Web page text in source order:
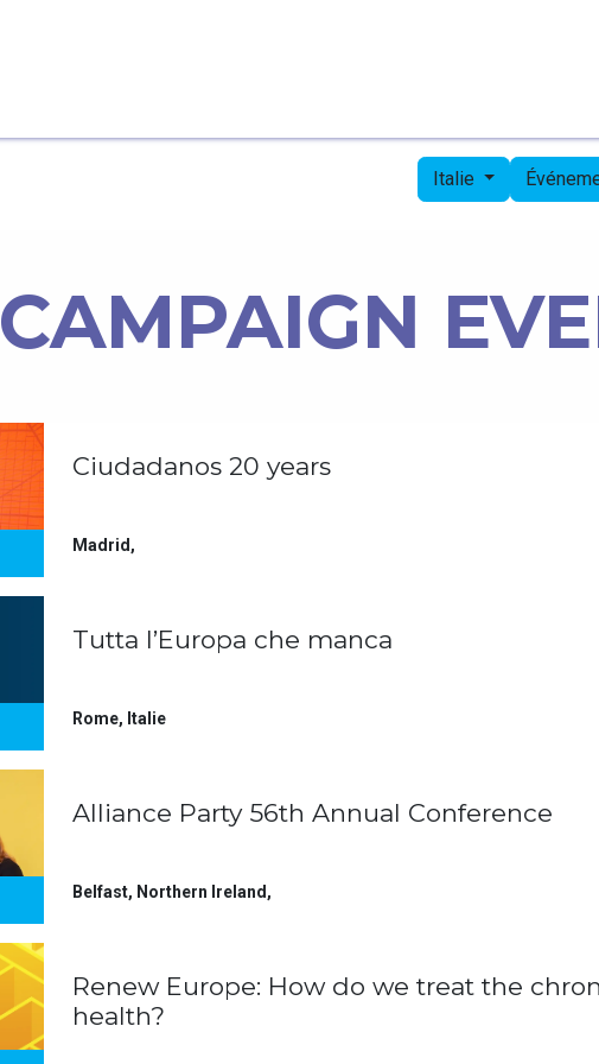
Italie
CAMPAIGN
Ciudadanos 20 years
Madrid ,
Tutta l’Europa che manca
Rome, Italie
Alliance Party 56th Annual Conference
Belfast, Northern Ireland ,
Renew Europe: How do we treat the
health?